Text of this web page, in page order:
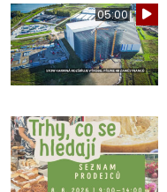
05:00